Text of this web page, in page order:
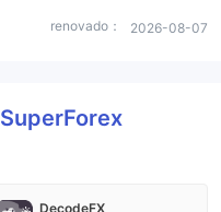
renovado： 2026-08-07
SuperForex
DecodeFX